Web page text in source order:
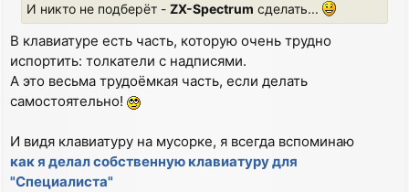
И никто не подберёт - ZX-Spectrum сделать...
В клавиатуре есть часть, которую очень трудно
испортить: толкатели с надписями.
А это весьма трудоёмкая часть, если делать
самостоятельно!
И видя клавиатуру на мусорке, я всегда вспоминаю
как я делал собственную клавиатуру для
"Специалиста"